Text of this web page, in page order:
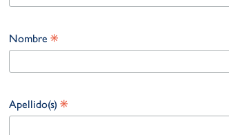
Nombre *
Apellido(s) *